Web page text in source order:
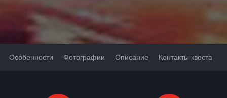
Особенности Фотографии Описание Контакты квеста